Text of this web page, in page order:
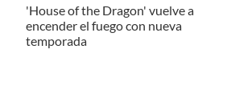
'House of the Dragon' vuelve a
encender el fuego con nueva
temporada